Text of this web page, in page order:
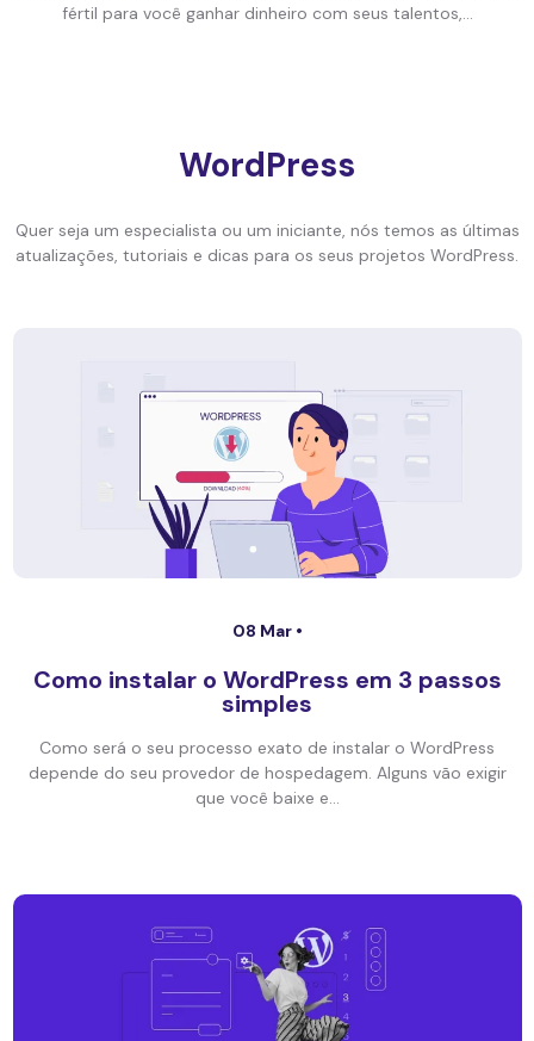
fértil para você ganhar dinheiro com seus talentos,...
WordPress
Quer seja um especialista ou um iniciante, nós temos as últimas
atualizações, tutoriais e dicas para os seus projetos WordPress.
08 Mar •
Como instalar o WordPress em 3 passos
simples
Como será o seu processo exato de instalar o WordPress
depende do seu provedor de hospedagem. Alguns vão exigir
que você baixe e...